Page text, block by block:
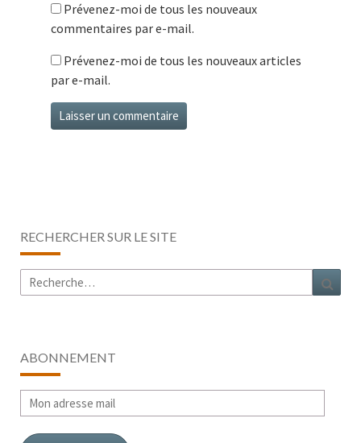
Prévenez-moi de tous les nouveaux
commentaires par e-mail.
Prévenez-moi de tous les nouveaux articles
par e-mail.
RECHERCHER SUR LE SITE
Rechercher :
ABONNEMENT
Mon
adresse
mail